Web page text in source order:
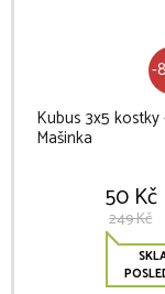
-
Kubus 3x5 kostky
Mašinka
50 Kč
249 Kč